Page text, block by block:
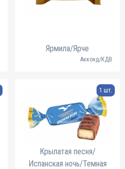
Ярмила/Ярче
Акконд/КДВ
Крылатая песня/
Испанская ночь/Темная
1 шт.